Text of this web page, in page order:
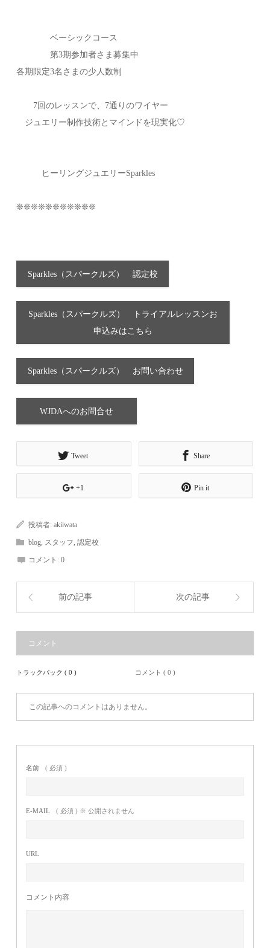
ベーシックコース
第3期参加者さま募集中
各期限定3名さまの少人数制
7回のレッスンで、7通りのワイヤー
ジュエリー制作技術とマインドを現実化♡
ヒーリングジュエリーSparkles
❊❊❊❊❊❊❊❊❊❊❊
Sparkles（スパークルズ） 認定校
Sparkles（スパークルズ） トライアルレッスンお
申込みはこちら
Sparkles（スパークルズ） お問い合わせ
WJDAへのお問合せ
Tweet Share
+1 Pin it
投稿者:akiiwata
blog, スタッフ,認定校
コメント:0
前の記事 次の記事
コメント
トラックバック ( 0 ) コメント ( 0 )
この記事へのコメントはありません。
名前 ( 必須 )
E-MAIL ( 必須 ) ※ 公開されません
URL
コメント内容